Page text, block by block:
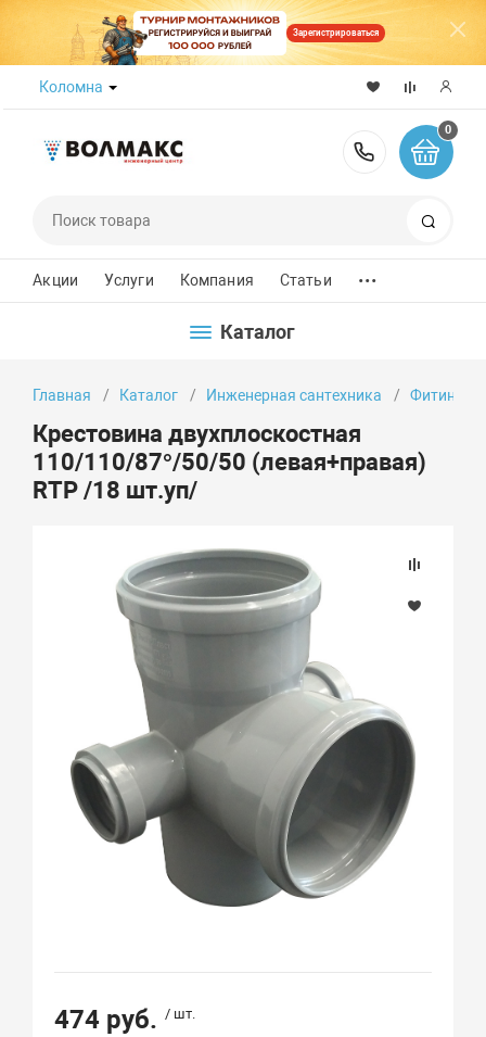
Зарегистрироваться
Коломна
8 (800)
0
Акции Услуги Компания Статьи ...
Каталог
Главная Каталог Инженерная сантехника Фитинги
Крестовина двухплоскостная
110/110/87°/50/50 (левая+правая)
RTP /18 шт.уп/
474 руб. / шт.